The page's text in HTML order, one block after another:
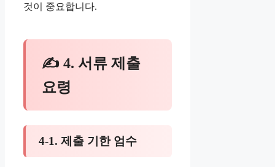
것이 중요합니다.
✍ 4. 서류 제출
요령
4-1. 제출 기한 엄수